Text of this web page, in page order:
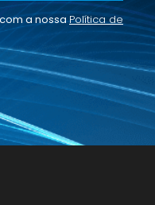
a nossaPolítica de